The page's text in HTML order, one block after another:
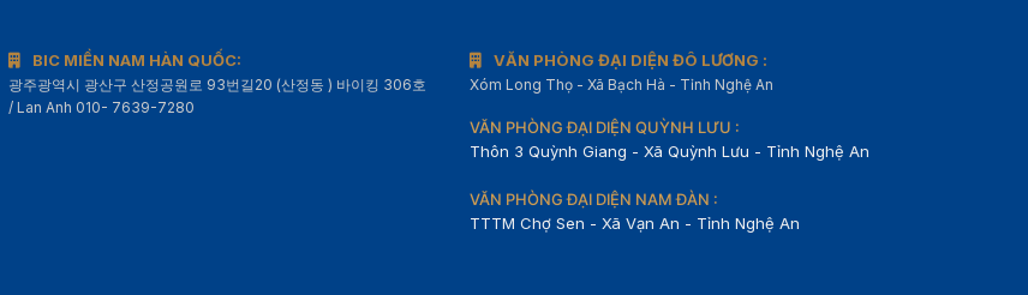
BIC MIỀN NAM HÀN QUỐC:
광주광역시 광산구 산정공원로 93번길20 (산정동 ) 바이킹 306호
/ Lan Anh 010- 7639-7280
VĂN PHÒNG ĐẠI DIỆN ĐÔ LƯƠNG :
Xóm Long Thọ - Xã Bạch Hà - Tỉnh Nghệ An
VĂN PHÒNG ĐẠI DIỆN QUỲNH LƯU :
Thôn 3 Quỳnh Giang - Xã Quỳnh Lưu - Tỉnh Nghệ An
VĂN PHÒNG ĐẠI DIỆN NAM ĐÀN :
TTTM Chợ Sen - Xã Vạn An - Tỉnh Nghệ An